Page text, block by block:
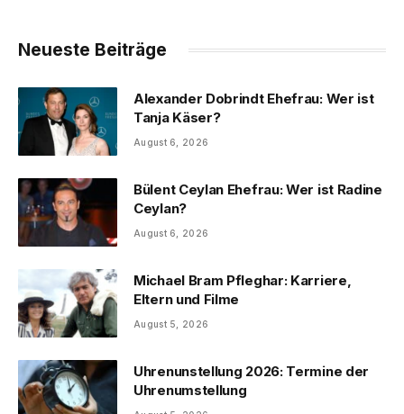
Neueste Beiträge
Alexander Dobrindt Ehefrau: Wer ist
Tanja Käser?
August 6, 2026
Bülent Ceylan Ehefrau: Wer ist Radine
Ceylan?
August 6, 2026
Michael Bram Pfleghar: Karriere,
Eltern und Filme
August 5, 2026
Uhrenunstellung 2026: Termine der
Uhrenumstellung